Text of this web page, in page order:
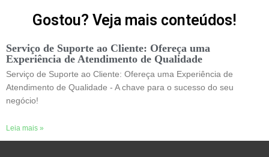
Gostou? Veja mais conteúdos!
Serviço de Suporte ao Cliente: Ofereça uma
Experiência de Atendimento de Qualidade
Serviço de Suporte ao Cliente: Ofereça uma Experiência de
Atendimento de Qualidade - A chave para o sucesso do seu
negócio!
Leia mais »